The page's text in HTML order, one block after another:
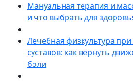
Мануальная терапия и
и что выбрать для
Лечебная физкультура
суставов: как вернуть
боли